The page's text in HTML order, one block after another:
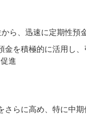
ら、迅速に定期性預
金を積極的に活用し
進
さらに高め、特に中